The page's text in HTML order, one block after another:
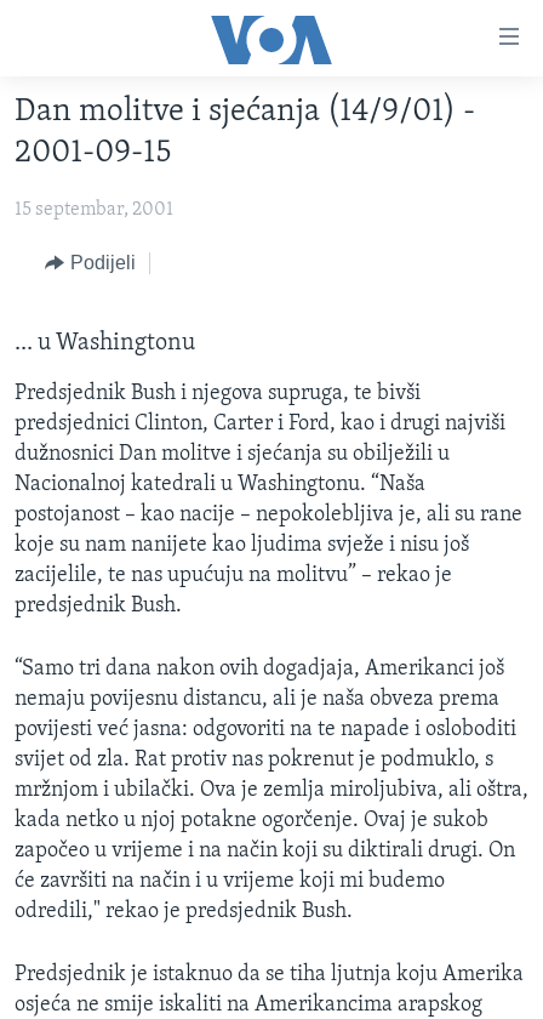
glavni
sadržaj
na
navigaciju
FOTOGRAFIJE DANA
VIJESTI
BOSNA I HERCEGOVINA
SVIJET
SPECIJALNI PROJEKTI
KORUPCIJA
SLOBODA MEDIJA
ŽENSKA STRANA
IZBJEGLIČKA STRANA
MAGAZIN
O GLASU AMERIKE
Learning English
PRATITE NAS
Jezici
Dan molitve i sjećanja (14/9/01) -
2001-09-15
15 septembar, 2001
Podijeli
... u Washingtonu
Predsjednik Bush i njegova supruga, te bivši
predsjednici Clinton, Carter i Ford, kao i drugi najviši
dužnosnici Dan molitve i sjećanja su obilježili u
Nacionalnoj katedrali u Washingtonu. “Naša
postojanost – kao nacije – nepokolebljiva je, ali su rane
koje su nam nanijete kao ljudima svježe i nisu još
zacijelile, te nas upućuju na molitvu” – rekao je
predsjednik Bush.
“Samo tri dana nakon ovih dogadjaja, Amerikanci još
nemaju povijesnu distancu, ali je naša obveza prema
povijesti već jasna: odgovoriti na te napade i osloboditi
svijet od zla. Rat protiv nas pokrenut je podmuklo, s
mržnjom i ubilački. Ova je zemlja miroljubiva, ali oštra,
kada netko u njoj potakne ogorčenje. Ovaj je sukob
započeo u vrijeme i na način koji su diktirali drugi. On
će završiti na način i u vrijeme koji mi budemo
odredili," rekao je predsjednik Bush.
Predsjednik je istaknuo da se tiha ljutnja koju Amerika
osjeća ne smije iskaliti na Amerikancima arapskog